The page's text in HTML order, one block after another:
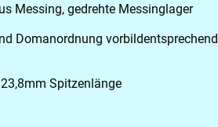
Messing, gedrehte Messinglager
Domanordnung vorbildentsprechend
Spitzenlänge